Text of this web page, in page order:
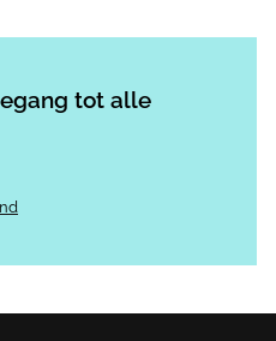
tot alle